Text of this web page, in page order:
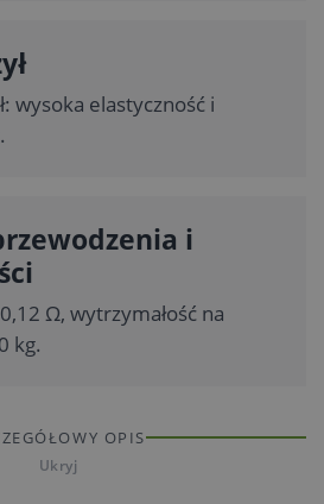
wysoka elastyczność i
i
Ω, wytrzymałość na
kg.
OPIS
Ukryj